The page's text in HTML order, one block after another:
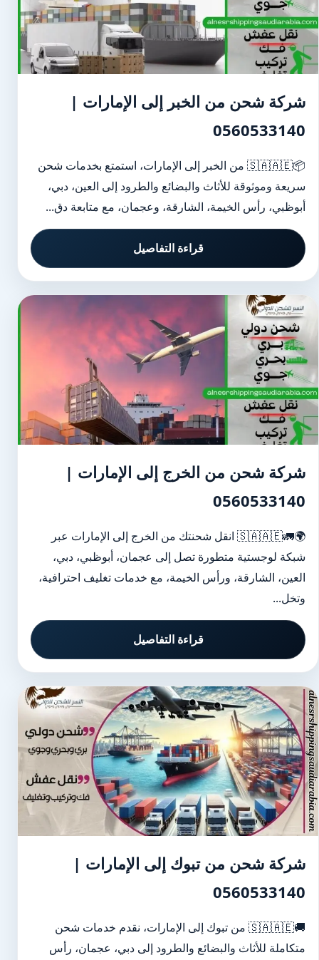
شركة شحن من الخبر إلى الإمارات |
0560533140
📦🇸🇦🇦🇪 من الخبر إلى الإمارات، استمتع بخدمات شحن
سريعة وموثوقة للأثاث والبضائع والطرود إلى العين، دبي،
أبوظبي، رأس الخيمة، الشارقة، وعجمان، مع متابعة دق...
قراءة التفاصيل
شركة شحن من الخرج إلى الإمارات |
0560533140
🌍🚛🇸🇦🇦🇪 انقل شحنتك من الخرج إلى الإمارات عبر
شبكة لوجستية متطورة تصل إلى عجمان، أبوظبي، دبي،
العين، الشارقة، ورأس الخيمة، مع خدمات تغليف احترافية،
وتخل...
قراءة التفاصيل
شركة شحن من تبوك إلى الإمارات |
0560533140
🚚🇸🇦🇦🇪 من تبوك إلى الإمارات، نقدم خدمات شحن
متكاملة للأثاث والبضائع والطرود إلى دبي، عجمان، رأس